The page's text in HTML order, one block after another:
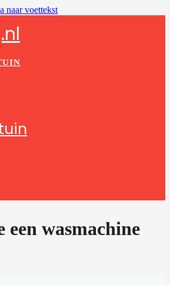
naar voettekst
een wasmachine